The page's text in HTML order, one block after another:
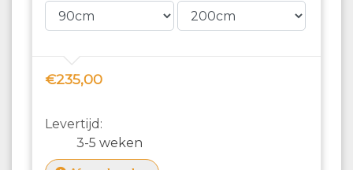
€235,00
Levertijd:
3-5 weken